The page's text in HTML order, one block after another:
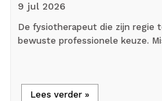
9 jul 2026
De fysiotherapeut die zijn regie
bewuste professionele keuze.
Lees verder »